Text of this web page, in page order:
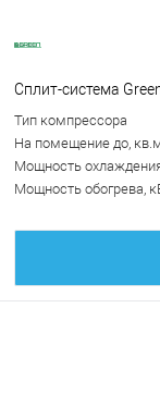
Сплит-система
Тип компрессора
На помещение до,
Мощность
Мощность обогрева,